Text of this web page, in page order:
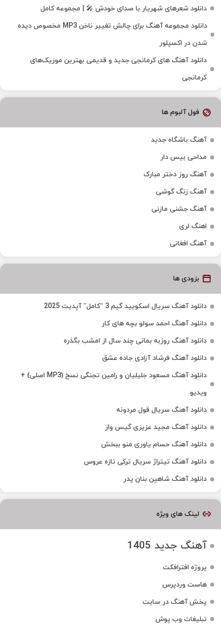
دانلود شعرهای شهریار با صدای خودش 🎤 | مجموعه کامل
دانلود مجموعه آهنگ برای چالش تغییر ناخن MP3 مخصوص دیده
شدن در اکسپلور
دانلود آهنگ‌ های کرمانجی جدید و قدیمی بهترین موزیک‌های
کرمانجی
فول آلبوم ها
آهنگ باشگاه جدید
مداحی بیس دار
آهنگ روز دختر مبارک
آهنگ زنگ گوشی
آهنگ جشنی مازنی
اهنگ لری
آهنگ افغانی
بزودی ها
دانلود آهنگ سریال اسکویید گیم 3 “کامل” آپدیت 2025
دانلود آهنگ احمد سولو بچه های کار
دانلود آهنگ روزبه بمانی چند سال از امشب بگذره
دانلود آهنگ فرشاد آزادی جاده عشق
دانلود آهنگ مسعود جلیلیان و رامین تجنگی نسخ (MP3 اصلی) +
ویدیو
دانلود آهنگ سریال قول مردونه
دانلود آهنگ مجید عزیزی گیس واز
دانلود آهنگ حسام یاوری منو ببخش
دانلود آهنگ تیتراژ سریال ترکی تازه عروس
دانلود آهنگ شاهین بنان پدر
لینک های ویژه
آهنگ جدید 1405
پروژه افترافکت
هاست وردپرس
پخش آهنگ در سایت
تبلیغات وب پوش